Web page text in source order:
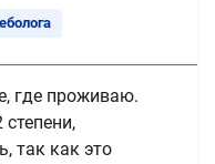
где проживаю.
так как это